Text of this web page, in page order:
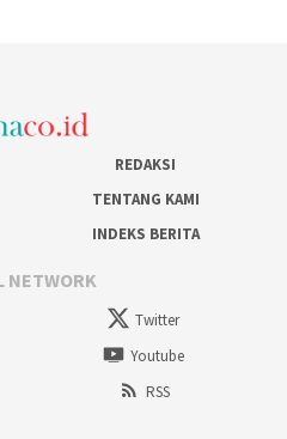
REDAKSI
TENTANG KAMI
INDEKS BERITA
NETWORK
Twitter
Youtube
RSS